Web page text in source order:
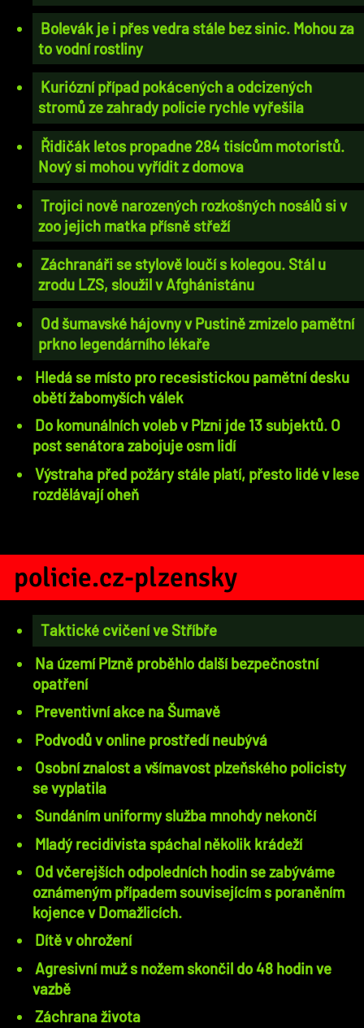
Bolevák je i přes vedra stále bez sinic. Mohou za
to vodní rostliny
Kuriózní případ pokácených a odcizených
stromů ze zahrady policie rychle vyřešila
Řidičák letos propadne 284 tisícům motoristů.
Nový si mohou vyřídit z domova
Trojici nově narozených rozkošných nosálů si v
zoo jejich matka přísně střeží
Záchranáři se stylově loučí s kolegou. Stál u
zrodu LZS, sloužil v Afghánistánu
Od šumavské hájovny v Pustině zmizelo pamětní
prkno legendárního lékaře
Hledá se místo pro recesistickou pamětní desku
obětí žabomyších válek
Do komunálních voleb v Plzni jde 13 subjektů. O
post senátora zabojuje osm lidí
Výstraha před požáry stále platí, přesto lidé v lese
rozdělávají oheň
policie.cz-plzensky
Taktické cvičení ve Stříbře
Na území Plzně proběhlo další bezpečnostní
opatření
Preventivní akce na Šumavě
Podvodů v online prostředí neubývá
Osobní znalost a všímavost plzeňského policisty
se vyplatila
Sundáním uniformy služba mnohdy nekončí
Mladý recidivista spáchal několik krádeží
Od včerejších odpoledních hodin se zabýváme
oznámeným případem souvisejícím s poraněním
kojence v Domažlicích.
Dítě v ohrožení
Agresivní muž s nožem skončil do 48 hodin ve
vazbě
Záchrana života